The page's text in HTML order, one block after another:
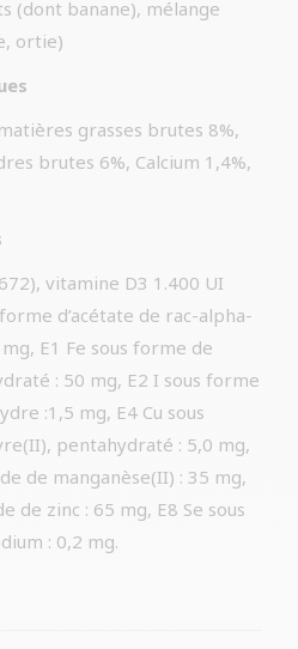
(dont banane), mélange
ortie)
grasses brutes 8%,
brutes 6%, Calcium 1,4%,
vitamine D3 1.400 UI
d’acétate de rac-alpha-
E1 Fe sous forme de
: 50 mg, E2 I sous forme
:1,5 mg, E4 Cu sous
pentahydraté : 5,0 mg,
de manganèse(II) : 35 mg,
de zinc : 65 mg, E8 Se sous
: 0,2 mg.